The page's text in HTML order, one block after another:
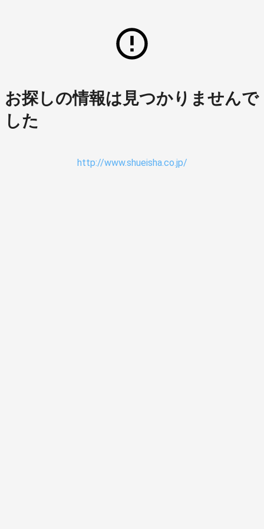
お探しの情報は見つかりませんで
した
http://www.shueisha.co.jp/